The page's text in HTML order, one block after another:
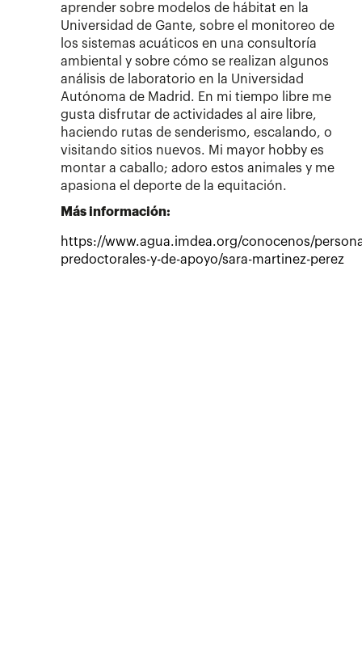
aprender sobre modelos de hábitat en la
Universidad de Gante, sobre el monitoreo de
los sistemas acuáticos en una consultoría
ambiental y sobre cómo se realizan algunos
análisis de laboratorio en la Universidad
Autónoma de Madrid. En mi tiempo libre me
gusta disfrutar de actividades al aire libre,
haciendo rutas de senderismo, escalando, o
visitando sitios nuevos. Mi mayor hobby es
montar a caballo; adoro estos animales y me
apasiona el deporte de la equitación.
Más información:
https://www.agua.imdea.org/conocenos/
predoctorales-y-de-apoyo/sara-martinez-perez